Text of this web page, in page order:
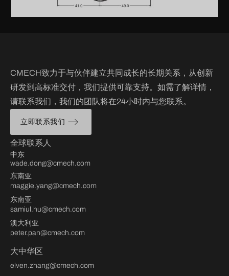
CMECH致力于与伙伴建立共同成长的长期关系，从创新
研发到高标准交付，我们提供可靠支持。如需了解详情，
请联系我们，我们的团队将在24小时内与您联系。
立即联系我们
全球联系人
中东
wade.dong@cmech.com
东南亚
maggie.yang@cmech.com
东南亚
samiul.hu@cmech.com
澳大利亚
peter.pan@cmech.com
大中华区
elven.zhang@cmech.com